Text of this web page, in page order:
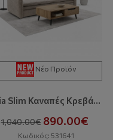
Νέο Προϊόν
Tilia Slim Καναπές Κρεβάτι Με Αποθηκευτικό Χώρο
1,040.00€ 890.00€
Κωδικός: 531641